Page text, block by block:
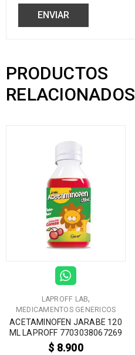
PRODUCTOS
RELACIONADOS
LAPROFF LAB,
MEDICAMENTOS GENERICOS
ACETAMINOFEN JARABE 120
ML LAPROFF 7703038067269
$ 8.900